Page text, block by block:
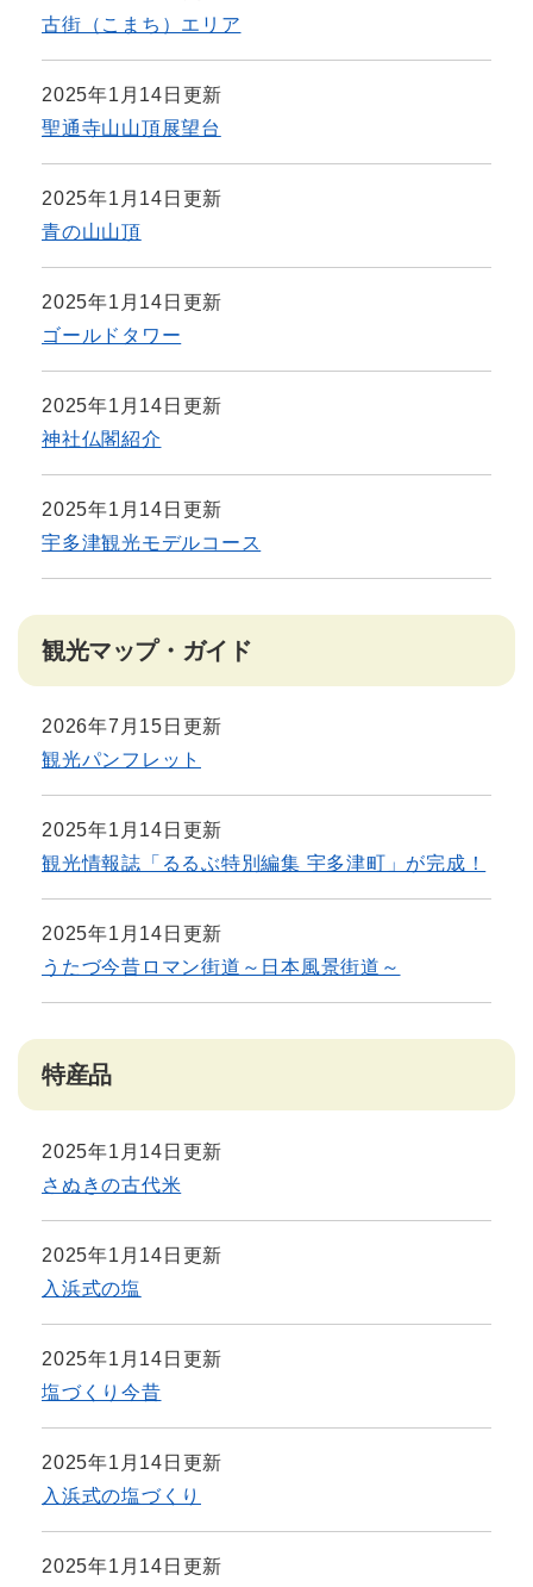
古街（こまち）エリア
2025年1月14日更新
聖通寺山山頂展望台
2025年1月14日更新
青の山山頂
2025年1月14日更新
ゴールドタワー
2025年1月14日更新
神社仏閣紹介
2025年1月14日更新
宇多津観光モデルコース
観光マップ・ガイド
2026年7月15日更新
観光パンフレット
2025年1月14日更新
観光情報誌「るるぶ特別編集 宇多津町」が完成！
2025年1月14日更新
うたづ今昔ロマン街道～日本風景街道～
特産品
2025年1月14日更新
さぬきの古代米
2025年1月14日更新
入浜式の塩
2025年1月14日更新
塩づくり今昔
2025年1月14日更新
入浜式の塩づくり
2025年1月14日更新